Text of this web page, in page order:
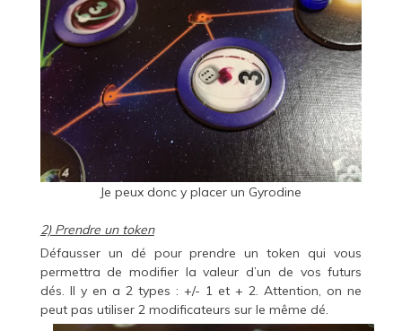
Je peux donc y placer un Gyrodine
2) Prendre un token
Défausser un dé pour prendre un token qui vous
permettra de modifier la valeur d’un de vos futurs
dés. Il y en a 2 types : +/- 1 et + 2. Attention, on ne
peut pas utiliser 2 modificateurs sur le même dé.